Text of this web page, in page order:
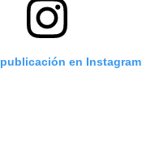
en Instagram